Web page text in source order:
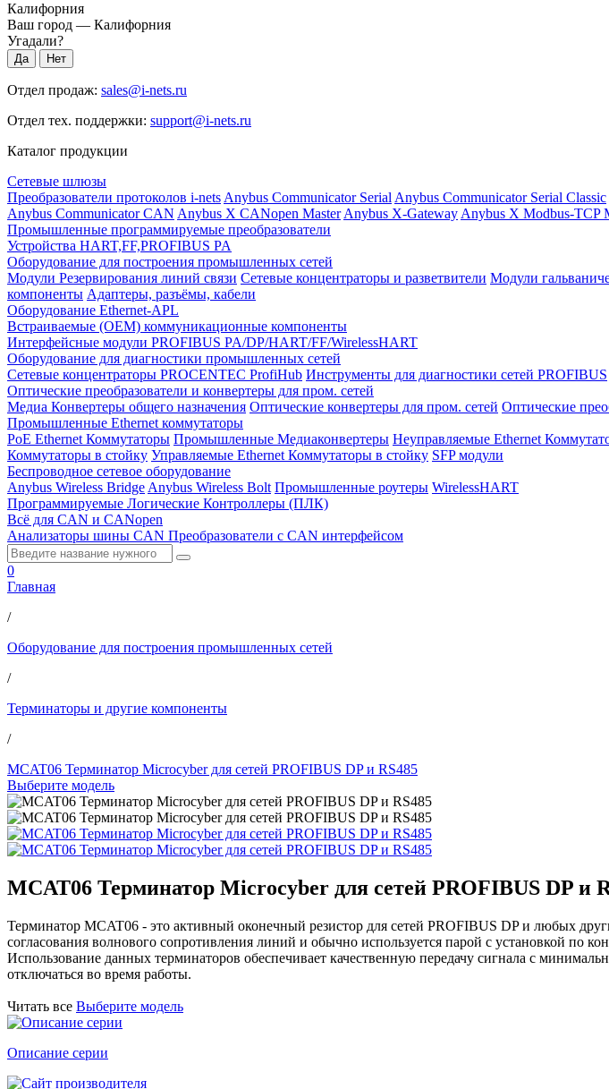
Калифорния
Ваш город — Калифорния
Угадали?
Отдел продаж: sales@i-nets.ru
Отдел тех. поддержки: support@i-nets.ru
Каталог продукции
Сетевые шлюзы
Преобразователи протоколов i-nets Anybus Communicator Serial Anybus Communicator Serial Classic
Anybus Communicator CAN Anybus X CANopen Master Anybus X-Gateway Anybus X Modbus-TCP
Промышленные программируемые преобразователи
Устройства HART,FF,PROFIBUS PA
Оборудование для построения промышленных сетей
Модули Резервирования линий связи Сетевые концентраторы и разветвители Модули
компоненты Адаптеры, разъёмы, кабели
Оборудование Ethernet-APL
Встраиваемые (OEM) коммуникационные компоненты
Интерфейсные модули PROFIBUS PA/DP/HART/FF/WirelessHART
Оборудование для диагностики промышленных сетей
Сетевые концентраторы PROCENTEC ProfiHub Инструменты для диагностики сетей PROFIBUS
Оптические преобразователи и конвертеры для пром. сетей
Медиа Конвертеры общего назначения Оптические конвертеры для пром. сетей Оптические
Промышленные Ethernet коммутаторы
PoE Ethernet Коммутаторы Промышленные Медиаконвертеры Неуправляемые Ethernet
Коммутаторы в стойку Управляемые Ethernet Коммутаторы в стойку SFP модули
Беспроводное сетевое оборудование
Anybus Wireless Bridge Anybus Wireless Bolt Промышленные роутеры WirelessHART
Программируемые Логические Контроллеры (ПЛК)
Всё для CAN и CANopen
Анализаторы шины CAN Преобразователи с CAN интерфейсом
0
Главная
/
Оборудование для построения промышленных сетей
/
Терминаторы и другие компоненты
/
MCAT06 Терминатор Microcyber для сетей PROFIBUS DP и RS485
Выберите модель
MCAT06 Терминатор Microcyber для сетей PROFIBUS DP и
Терминатор MCAT06 - это активный оконечный резистор для сетей PROFIBUS DP и любых
согласования волнового сопротивления линий и обычно используется парой с установкой по
Использование данных терминаторов обеспечивает качественную передачу сигнала с
отключаться во время работы.
Читать все Выберите модель
Описание серии